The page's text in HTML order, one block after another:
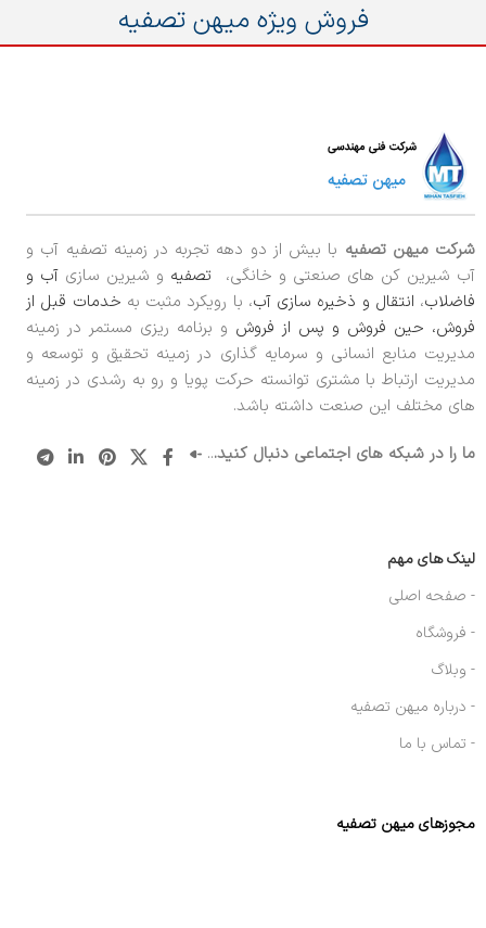
فروش ویژه میهن تصفیه
شرکت میهن تصفیه با بیش از دو دهه تجربه در زمینه تصفیه آب و
آب شیرین کن های صنعتی و خانگی،
تصفیه و شیرین سازی آب و
فاضلاب، انتقال و ذخیره سازی آب، با رویکرد مثبت به خدمات قبل از
فروش، حین فروش و پس از فروش و برنامه ریزی مستمر در زمینه
مدیریت منابع انسانی و سرمایه گذاری در زمینه تحقیق و توسعه و
مدیریت ارتباط با مشتری توانسته حرکت پویا و رو به رشدی در زمینه
های مختلف این صنعت داشته باشد.
ما را در شبکه های اجتماعی دنبال کنید...
لینک های مهم
- صفحه اصلی
- فروشگاه
- وبلاگ
- درباره میهن تصفیه
- تماس با ما
مجوزهای میهن تصفیه